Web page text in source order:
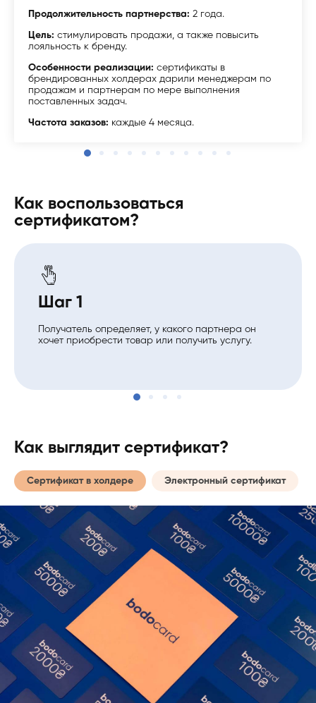
Продолжительность партнерства: 2 года.
Цель: стимулировать продажи, а также повысить
лояльность к бренду.
Особенности реализации: сертификаты в
брендированных холдерах дарили менеджерам по
продажам и партнерам по мере выполнения
поставленных задач.
Частота заказов: каждые 4 месяца.
Как воспользоваться
сертификатом?
Шаг 1
Получатель определяет, у какого партнера он
хочет приобрести товар или получить услугу.
Как выглядит сертификат?
Сертификат в холдере Электронный сертификат